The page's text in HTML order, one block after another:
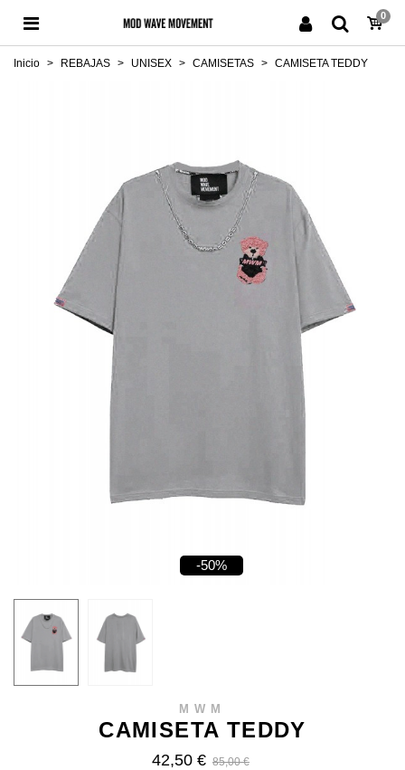
0
Inicio > REBAJAS > UNISEX > CAMISETAS > CAMISETA TEDDY
-50%
MWM
CAMISETA TEDDY
42,50 € 85,00 €